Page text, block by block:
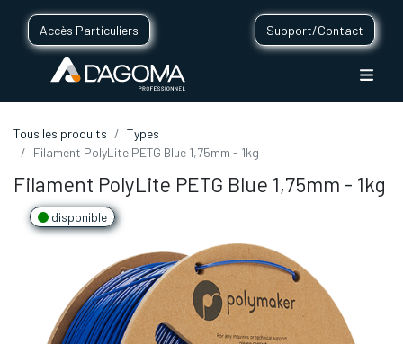
Accès Particuliers Support/Contact
Tous les produits
Types
Filament PolyLite PETG Blue 1,75mm - 1kg
Filament PolyLite PETG Blue 1,75mm - 1kg
disponible